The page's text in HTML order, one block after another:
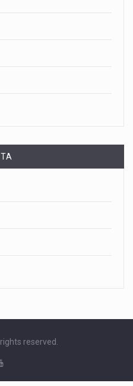
reserved.